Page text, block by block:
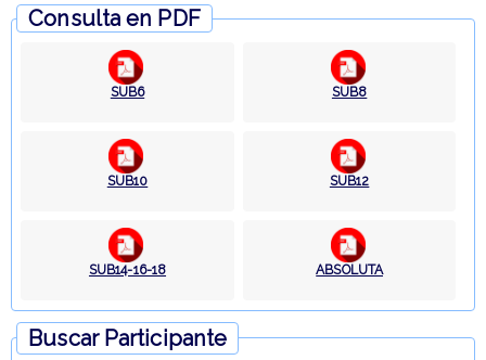
Consulta en PDF
SUB6 SUB8
SUB10 SUB12
SUB14-16-18 ABSOLUTA
Buscar Participante